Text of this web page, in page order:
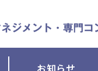
お知らせ